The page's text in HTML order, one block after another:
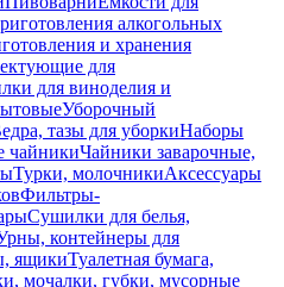
алкогольных
и хранения
для
для виноделия и
Уборочный
тазы для уборкиНаборы
чайникиЧайники заварочные,
Турки, молочникиАксессуары
Фильтры-
Сушилки для белья,
контейнеры для
ящикиТуалетная бумага,
мочалки, губки, мусорные